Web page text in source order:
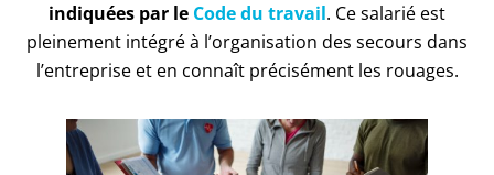
indiquées par le Code du travail. Ce salarié est
pleinement intégré à l’organisation des secours dans
l’entreprise et en connaît précisément les rouages.